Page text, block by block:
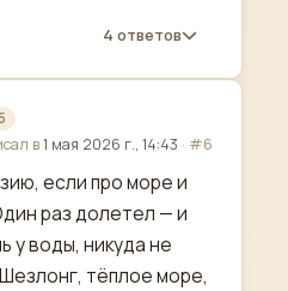
4 ответов
в1 мая 2026 г., 14:43 · #6
если про море и
раз долетел — и
у воды, никуда не
тёплое море,